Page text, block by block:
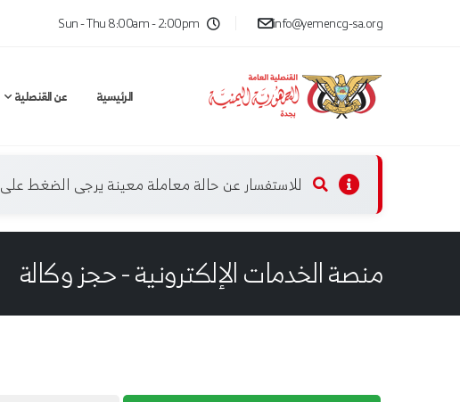
info@yemencg-sa.org
Sun - Thu 8:00am - 2:00pm
الرئيسية عن القنصلية
للاستفسار عن حالة معاملة معينة يرجى الضغط على
منصة الخدمات الإلكترونية - حجز وكالة